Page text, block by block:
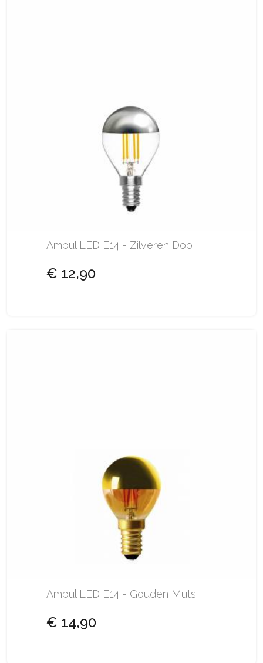
Ampul LED E14 - Zilveren Dop
€ 12,90
Ampul LED E14 - Gouden Muts
€ 14,90